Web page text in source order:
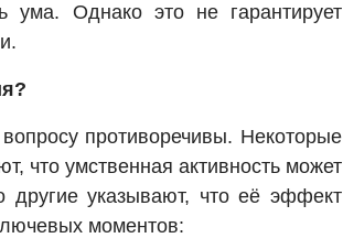
ума. Однако это не гарантирует
противоречивы. Некоторые
что умственная активность может
другие указывают, что её эффект
моментов: